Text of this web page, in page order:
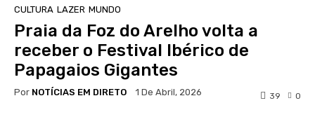
CULTURA LAZER MUNDO
Praia da Foz do Arelho volta a
receber o Festival Ibérico de
Papagaios Gigantes
Por NOTÍCIAS EM DIRETO 1 De Abril, 2026 0
39